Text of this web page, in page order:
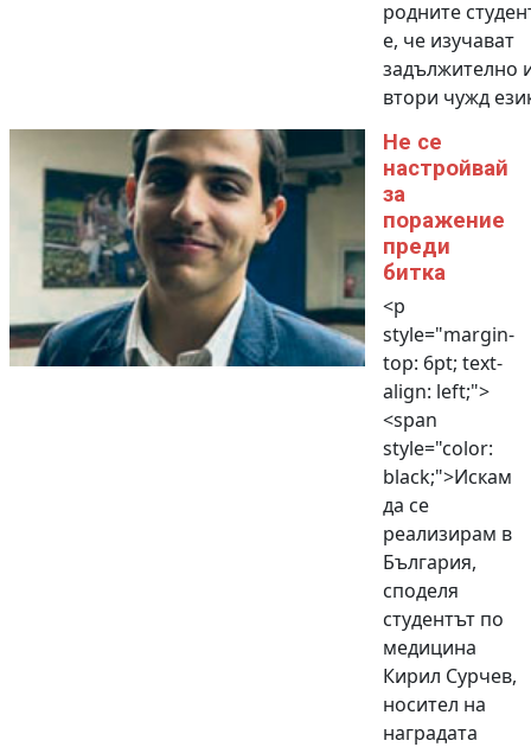
родните
е, че изучават
задължително
втори чужд
Не се
настройвай
за
поражение
преди
битка
<p
style="margin-
top: 6pt; text-
align: left;">
<span
style="color:
black;">Искам
да се
реализирам в
България,
споделя
студентът по
медицина
Кирил Сурчев,
носител на
наградата